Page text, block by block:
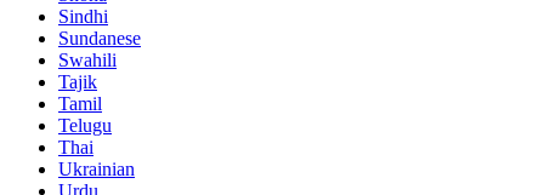
Sindhi
Sundanese
Swahili
Tajik
Tamil
Telugu
Thai
Ukrainian
Urdu